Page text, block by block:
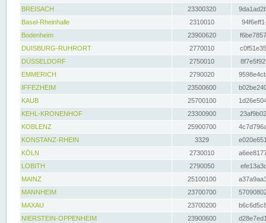
BREISACH
23300320
Basel-Rheinhalle
2310010
Bodenheim
23900620
DUISBURG-RUHRORT
2770010
DÜSSELDORF
2750010
EMMERICH
2790020
IFFEZHEIM
23500600
KAUB
25700100
KEHL-KRONENHOF
23300900
KOBLENZ
25900700
KONSTANZ-RHEIN
3329
KÖLN
2730010
LOBITH
2790050
MAINZ
25100100
MANNHEIM
23700700
MAXAU
23700200
NIERSTEIN-OPPENHEIM
23900600